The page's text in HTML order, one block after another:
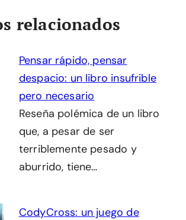
relacionados
Pensar rápido, pensar
despacio: un libro insufrible
pero necesario
Reseña polémica de un libro
que, a pesar de ser
terriblemente pesado y
aburrido, tiene…
CodyCross: un juego de